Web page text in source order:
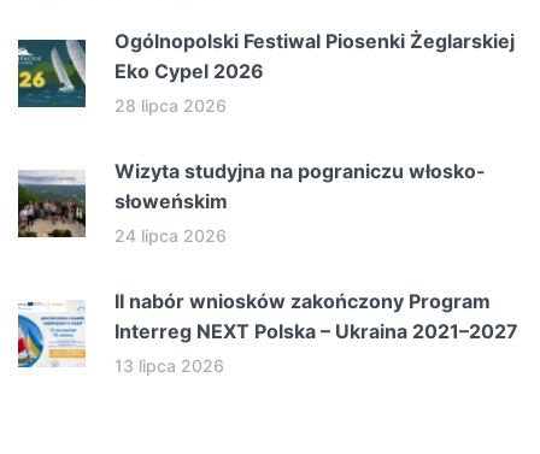
Ogólnopolski Festiwal Piosenki Żeglarskiej
Eko Cypel 2026
28 lipca 2026
Wizyta studyjna na pograniczu włosko-
słoweńskim
24 lipca 2026
II nabór wniosków zakończony Program
Interreg NEXT Polska – Ukraina 2021–2027
13 lipca 2026